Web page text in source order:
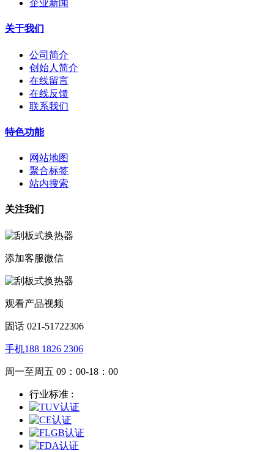
企业新闻
关于我们
公司简介
创始人简介
在线留言
在线反馈
联系我们
特色功能
网站地图
聚合标签
站内搜索
关注我们
添加客服微信
观看产品视频
固话 021-51722306
手机188 1826 2306
周一至周五 09：00-18：00
行业标准 :